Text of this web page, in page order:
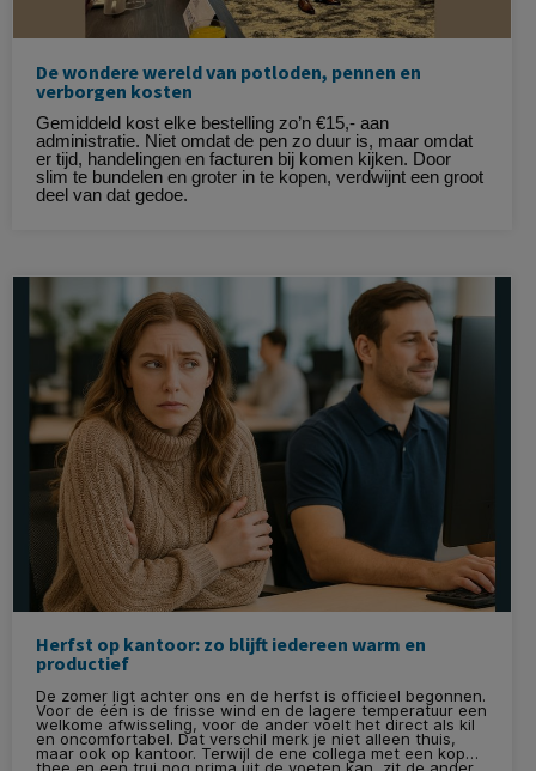
De wondere wereld van potloden, pennen en
verborgen kosten
Gemiddeld kost elke bestelling zo’n €15,- aan
administratie. Niet omdat de pen zo duur is, maar omdat
er tijd, handelingen en facturen bij komen kijken. Door
slim te bundelen en groter in te kopen, verdwijnt een groot
deel van dat gedoe.
Herfst op kantoor: zo blijft iedereen warm en
productief
De zomer ligt achter ons en de herfst is officieel begonnen.
Voor de één is de frisse wind en de lagere temperatuur een
welkome afwisseling, voor de ander voelt het direct als kil
en oncomfortabel. Dat verschil merk je niet alleen thuis,
maar ook op kantoor. Terwijl de ene collega met een kop